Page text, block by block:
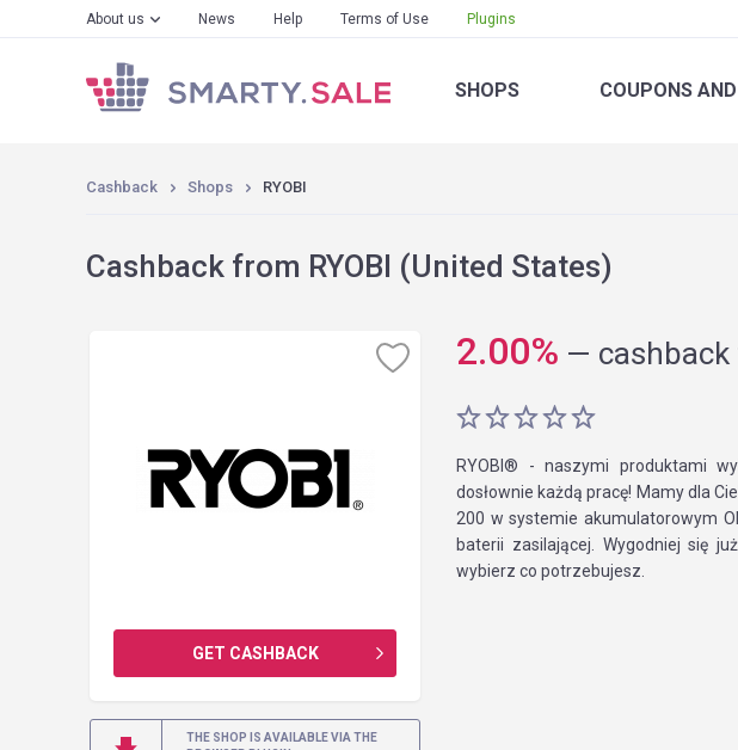
About us News Help Terms of Use Plugins
SHOPS COUPONS
Cashback Shops RYOBI
Cashback from RYOBI (United States)
GET CASHBACK
THE SHOP IS AVAILABLE VIA THE
2.00% —
RYOBI® - naszymi produktami
dosłownie każdą pracę! Mamy dla
200 w systemie akumulatorowym
baterii zasilającej. Wygodniej się
wybierz co potrzebujesz.